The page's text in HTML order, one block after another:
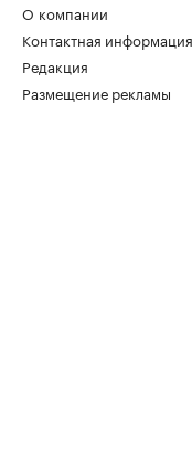
О компании
Контактная информация
Редакция
Размещение рекламы